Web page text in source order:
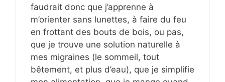
faudrait donc que j’apprenne à
m’orienter sans lunettes, à faire du feu
en frottant des bouts de bois, ou pas,
que je trouve une solution naturelle à
mes migraines (le sommeil, tout
bêtement, et plus d’eau), que je simplifie